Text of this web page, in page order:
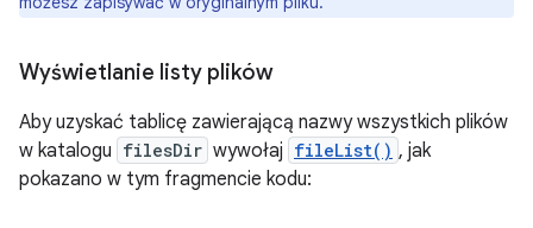
Wyświetlanie listy plików
Aby uzyskać tablicę zawierającą nazwy wszystkich plików
w katalogu filesDir wywołaj fileList() , jak
pokazano w tym fragmencie kodu: